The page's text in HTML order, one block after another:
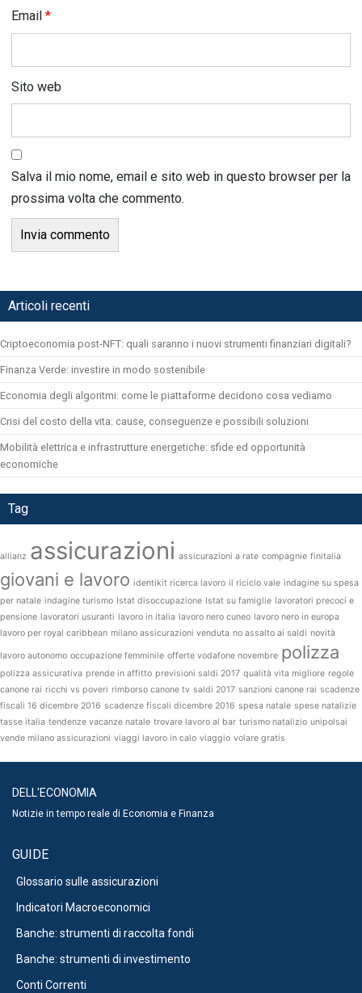
Email *
Sito web
Salva il mio nome, email e sito web in questo browser per la
prossima volta che commento.
Articoli recenti
Criptoeconomia post-NFT: quali saranno i nuovi strumenti finanziari digitali?
Finanza Verde: investire in modo sostenibile
Economia degli algoritmi: come le piattaforme decidono cosa vediamo
Crisi del costo della vita: cause, conseguenze e possibili soluzioni
Mobilità elettrica e infrastrutture energetiche: sfide ed opportunità
economiche
Tag
allianz assicurazioni assicurazioni a rate compagnie finitalia
giovani e lavoro identikit ricerca lavoro il riciclo vale indagine su spesa
per natale indagine turismo Istat disoccupazione Istat su famiglie lavoratori precoci e
pensione lavoratori usuranti lavoro in italia lavoro nero cuneo lavoro nero in europa
lavoro per royal caribbean milano assicurazioni venduta no assalto ai saldi novità
lavoro autonomo occupazione femminile offerte vodafone novembre polizza
polizza assicurativa prende in affitto previsioni saldi 2017 qualità vita migliore regole
canone rai ricchi vs poveri rimborso canone tv saldi 2017 sanzioni canone rai scadenze
fiscali 16 dicembre 2016 scadenze fiscali dicembre 2016 spesa natale spese natalizie
tasse italia tendenze vacanze natale trovare lavoro al bar turismo natalizio unipolsai
vende milano assicurazioni viaggi lavoro in calo viaggio volare gratis
DELL'ECONOMIA
Notizie in tempo reale di Economia e Finanza
GUIDE
Glossario sulle assicurazioni
Indicatori Macroeconomici
Banche: strumenti di raccolta fondi
Banche: strumenti di investimento
Conti Correnti